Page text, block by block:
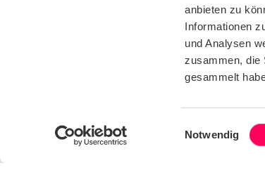
anbieten zu
Informationen
und Analysen
zusammen, die
gesammelt
Notwendig
Stay up to date with all the latest news,
and industry insights from Sedex
We care about the protection of your data. Read our
Privacy